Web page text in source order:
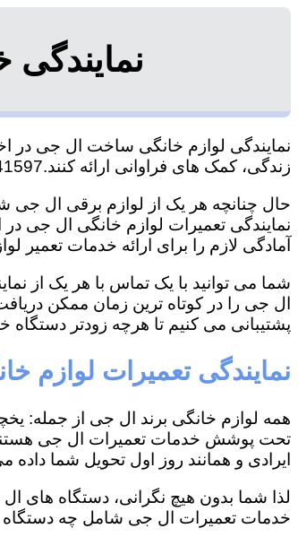
نمایندگی لوازم خانگی ساخت ال جی در
زندگی، کمک های فراوانی ارائه کنند.09221241597 آقای سعیدی
حال چنانچه هر یک از لوازم برقی ال جی
نمایندگی تعمیرات لوازم خانگی ال جی در
آمادگی لازم را برای ارائه خدمات تعمیر
شما می توانید با یک تماس با هر یک از
ال جی را در کوتاه ترین زمان ممکن
پشتیبانی می کنیم تا هرچه زودتر دستگاه
نمایندگی تعمیرات لوازم
همه لوازم خانگی برند ال جی از جمله:
تحت پوشش خدمات تعمیرات ال جی هستند
ایرادی و همانند روز اول تحویل شما داده
لذا شما بدون هیچ نگرانی، دستگاه های
خدمات تعمیرات ال جی شامل چه